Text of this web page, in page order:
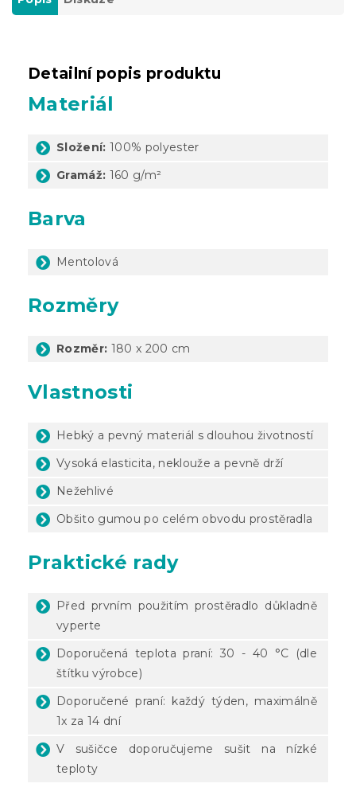
Detailní popis produktu
Materiál
Složení: 100% polyester
Gramáž: 160 g/m²
Barva
Mentolová
Rozměry
Rozměr: 180 x 200 cm
Vlastnosti
Hebký a pevný materiál s dlouhou životností
Vysoká elasticita, neklouže a pevně drží
Nežehlivé
Obšito gumou po celém obvodu prostěradla
Praktické rady
Před prvním použitím prostěradlo důkladně
vyperte
Doporučená teplota praní: 30 - 40 °C (dle
štítku výrobce)
Doporučené praní: každý týden, maximálně
1x za 14 dní
V sušičce doporučujeme sušit na nízké
teploty